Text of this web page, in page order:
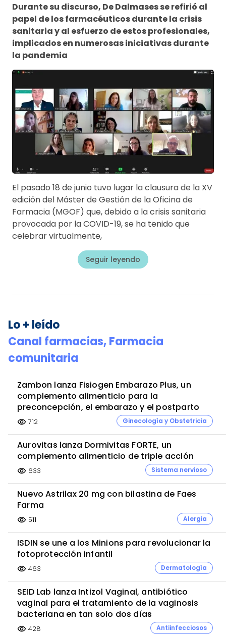
Durante su discurso, De Dalmases se refirió al
papel de los farmacéuticos durante la crisis
sanitaria y al esfuerzo de estos profesionales,
implicados en numerosas iniciativas durante
la pandemia
El pasado 18 de junio tuvo lugar la clausura de la XV
edición del Máster de Gestión de la Oficina de
Farmacia (MGOF) que, debido a la crisis sanitaria
provocada por la COVID-19, se ha tenido que
celebrar virtualmente,
Seguir leyendo
Lo + leído
Canal farmacias,Farmacia
comunitaria
Zambon lanza Fisiogen Embarazo Plus, un
complemento alimenticio para la
preconcepción, el embarazo y el postparto
visibility 712 Ginecología y Obstetricia
Aurovitas lanza Dormivitas FORTE, un
complemento alimenticio de triple acción
visibility 633 Sistema nervioso
Nuevo Astrilax 20 mg con bilastina de Faes
Farma
visibility 511 Alergia
ISDIN se une a los Minions para revolucionar la
fotoprotección infantil
visibility 463 Dermatología
SEID Lab lanza Intizol Vaginal, antibiótico
vaginal para el tratamiento de la vaginosis
bacteriana en tan solo dos días
visibility 428 Antiinfecciosos